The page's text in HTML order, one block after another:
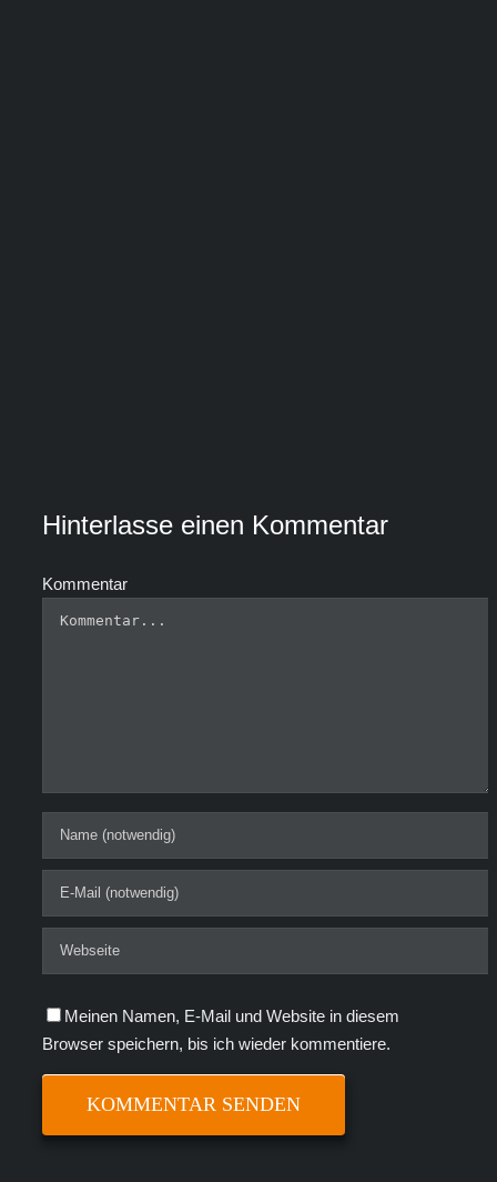
Hinterlasse einen Kommentar
Kommentar
Meinen Namen, E-Mail und Website in diesem
Browser speichern, bis ich wieder kommentiere.